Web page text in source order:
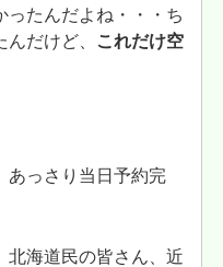
ったんだよね・・・ち
だけど、
これだけ空
あっさり当日予約完
北海道民の皆さん、近